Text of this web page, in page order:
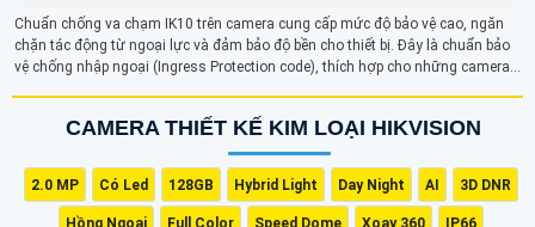
Chuẩn chống va chạm IK10 trên camera cung cấp mức độ bảo vệ cao, ngăn
chặn tác động từ ngoại lực và đảm bảo độ bền cho thiết bị. Đây là chuẩn bảo
vệ chống nhập ngoại (Ingress Protection code), thích hợp cho những camera
CAMERA THIẾT KẾ KIM LOẠI HIKVISION
2.0 MP Có Led 128GB Hybrid Light Day Night AI 3D DNR
Hồng Ngoại Full Color Speed Dome Xoay 360 IP66